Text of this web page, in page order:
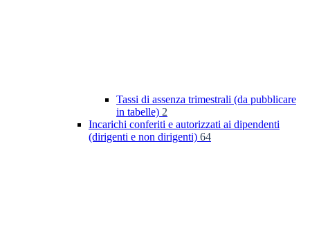
Tassi di assenza trimestrali (da pubblicare
in tabelle) 2
Incarichi conferiti e autorizzati ai dipendenti
(dirigenti e non dirigenti) 64